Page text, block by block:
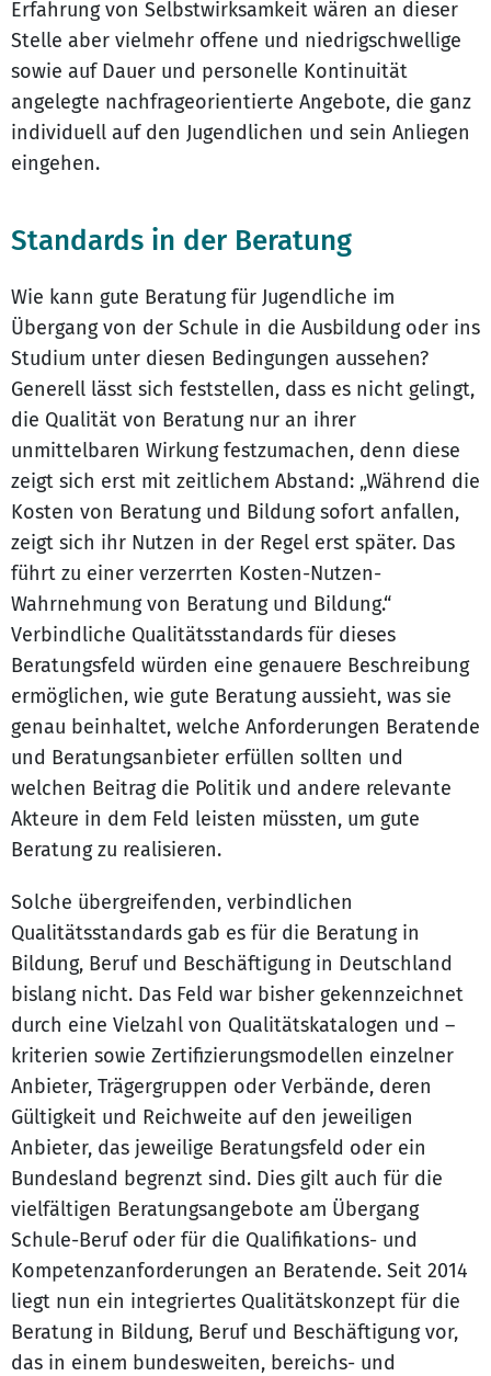
Erfahrung von Selbstwirksamkeit wären an dieser
Stelle aber vielmehr offene und niedrigschwellige
sowie auf Dauer und personelle Kontinuität
angelegte nachfrageorientierte Angebote, die ganz
individuell auf den Jugendlichen und sein Anliegen
eingehen.
Standards in der Beratung
Wie kann gute Beratung für Jugendliche im
Übergang von der Schule in die Ausbildung oder ins
Studium unter diesen Bedingungen aussehen?
Generell lässt sich feststellen, dass es nicht gelingt,
die Qualität von Beratung nur an ihrer
unmittelbaren Wirkung festzumachen, denn diese
zeigt sich erst mit zeitlichem Abstand: „Während die
Kosten von Beratung und Bildung sofort anfallen,
zeigt sich ihr Nutzen in der Regel erst später. Das
führt zu einer verzerrten Kosten-Nutzen-
Wahrnehmung von Beratung und Bildung.“
Verbindliche Qualitätsstandards für dieses
Beratungsfeld würden eine genauere Beschreibung
ermöglichen, wie gute Beratung aussieht, was sie
genau beinhaltet, welche Anforderungen Beratende
und Beratungsanbieter erfüllen sollten und
welchen Beitrag die Politik und andere relevante
Akteure in dem Feld leisten müssten, um gute
Beratung zu realisieren.
Solche übergreifenden, verbindlichen
Qualitätsstandards gab es für die Beratung in
Bildung, Beruf und Beschäftigung in Deutschland
bislang nicht. Das Feld war bisher gekennzeichnet
durch eine Vielzahl von Qualitätskatalogen und –
kriterien sowie Zertifizierungsmodellen einzelner
Anbieter, Trägergruppen oder Verbände, deren
Gültigkeit und Reichweite auf den jeweiligen
Anbieter, das jeweilige Beratungsfeld oder ein
Bundesland begrenzt sind. Dies gilt auch für die
vielfältigen Beratungsangebote am Übergang
Schule-Beruf oder für die Qualifikations- und
Kompetenzanforderungen an Beratende. Seit 2014
liegt nun ein integriertes Qualitätskonzept für die
Beratung in Bildung, Beruf und Beschäftigung vor,
das in einem bundesweiten, bereichs- und